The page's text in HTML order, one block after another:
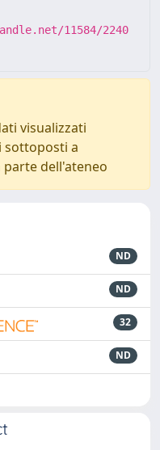
11584/2240
visualizzati
sottoposti a
parte dell'ateneo
ND
ND
32
ND